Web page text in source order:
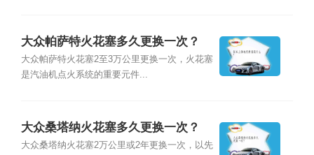
大众帕萨特火花塞多久更换一次？
大众帕萨特火花塞2至3万公里更换一次，火花塞
是汽油机点火系统的重要元件...
大众桑塔纳火花塞多久更换一次？
大众桑塔纳火花塞2万公里或2年更换一次，以先